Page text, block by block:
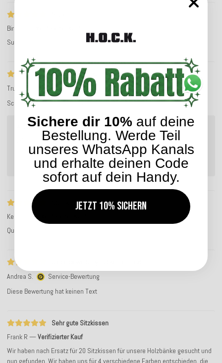
Birgit P
Super Qualität und schnelle Lieferung!
Schnell und unkompliziert
Trusted Shops Bewertung
Service-Bewertung
Schnell und unkompliziert, gute Qualität
Antwort von hock-dich-hin.de:
15.05.2023
Das freut uns sehr zu hören. Vielen Dank für die nette Bewertung.
Viel Spaß mit der Ware.
Stuhlkissen
Kerstin P
Qualität und Preis sind top.
Andrea S.
Service-Bewertung
Diese Bewertung hat keinen Text
Sehr gute Sitzkissen
Frank R
Verifizierter Kauf
Wir haben nach Ersatz für 20 Sitzkissen für unsere Holzbänke gesucht und
nun gefunden. Wir haben uns für 4 verschiedene Farben entschieden, die
Sichere dir 10% auf deine
Bestellung. Werde Teil
unseres WhatsApp Kanals
und erhalte deinen Code
sofort auf dein Handy.
Jetzt 10% sichern